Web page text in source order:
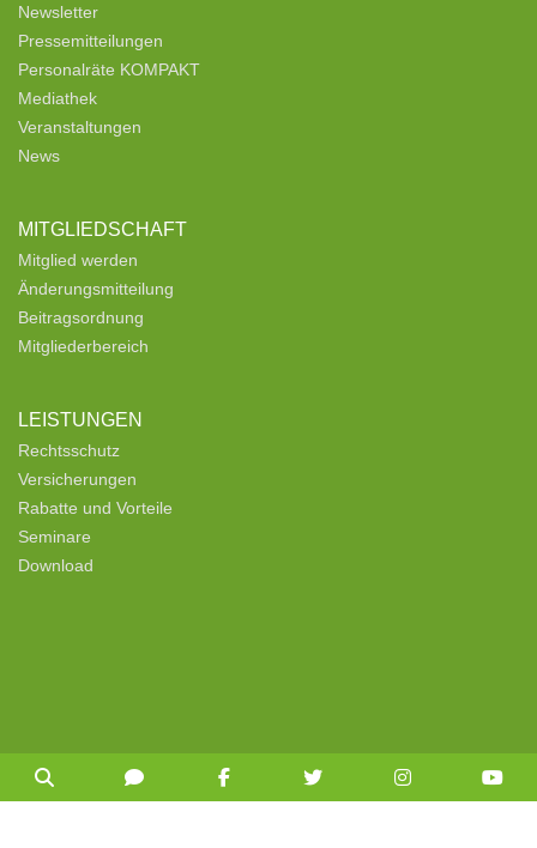
Newsletter
Pressemitteilungen
Personalräte KOMPAKT
Mediathek
Veranstaltungen
News
MITGLIEDSCHAFT
Mitglied werden
Änderungsmitteilung
Beitragsordnung
Mitgliederbereich
LEISTUNGEN
Rechtsschutz
Versicherungen
Rabatte und Vorteile
Seminare
Download